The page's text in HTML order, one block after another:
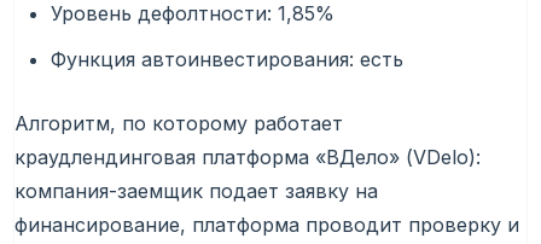
Уровень дефолтности: 1,85%
Функция автоинвестирования: есть
Алгоритм, по которому работает
краудлендинговая платформа «ВДело» (VDelo):
компания-заемщик подает заявку на
финансирование, платформа проводит проверку и